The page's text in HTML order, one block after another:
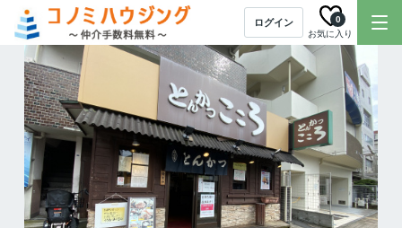
ログイン
お気に入り
0